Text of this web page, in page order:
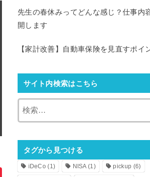
先生の春休みってどんな感じ？仕事内
開します
【家計改善】自動車保険を見直すポイ
サイト内検索はこちら
タグから見つける
iDeCo (1) NISA(1) pickup (6)